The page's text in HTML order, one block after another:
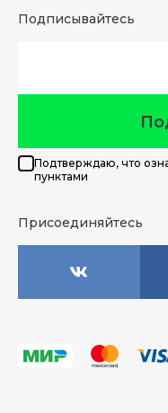
Подписывайтесь
Подтверждаю, что
пунктами
Присоединяйтесь